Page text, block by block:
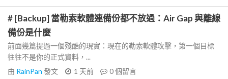
# [Backup] 當勒索軟體連備份都不放過：Air Gap 與離線
備份是什麼
前面幾篇提過一個殘酷的現實：現在的勒索軟體攻擊，第一個目標
往往不是你的正式資料，...
由 RainPan 發文 1 天前 0個留言